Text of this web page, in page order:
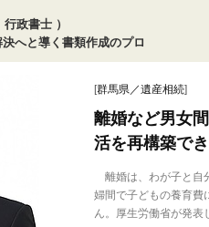
行政書士 ）
へと導く書類作成のプロ
[群馬県／遺産相続]
離婚など男女
活を再構築で
離婚は、わが子と自
婦間で子どもの養育費
ん。厚生労働省が発表